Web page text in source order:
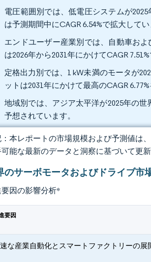
電圧範囲別では、低電圧システムが
は予測期間中にCAGR 6.54%で拡大してい
エンドユーザー産業別では、自動車お
は2026年から2031年にかけてCAGR
定格出力別では、1 kW未満のモータが
ットは2031年にかけて最高のCAGR
地域別では、アジア太平洋が2025年の世
予想されています。
本レポートの市場規模および予測値は
可能な最新のデータと洞察に基づいて更新
のサーボモータおよびドライブ市
因の影響分析*
要因
な産業自動化とスマートファクトリーの展